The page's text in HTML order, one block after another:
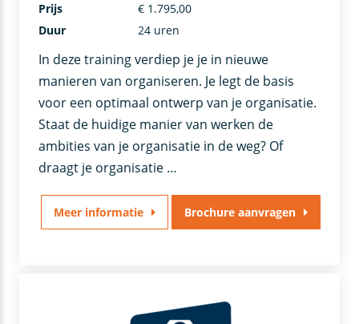
In deze training verdiep je je in nieuwe
manieren van organiseren. Je legt de basis
voor een optimaal ontwerp van je organisatie.
Staat de huidige manier van werken de
ambities van je organisatie in de weg? Of
draagt je organisatie …
Prijs
€ 1.795,00
Duur
24 uren
Meer informatie Brochure aanvragen